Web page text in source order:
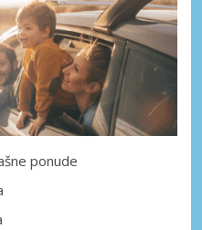
ponude
ponudama naših
eLinka